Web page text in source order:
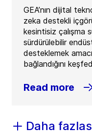
GEA’nın dijital
zeka destekli
kesintisiz çalışma
sürdürülebilir
desteklemek
bağlandığını
Read more
Daha